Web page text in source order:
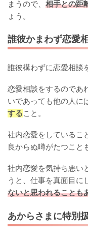
まうので、 相手との距
ょう。
誰彼かまわず恋愛
誰彼構わずに恋愛相談
恋愛相談をするのであ
いであっても他の人に
すること。
社内恋愛をしているこ
良からぬ噂がたつこと
社内恋愛を気持ち悪い
うと、仕事を真面目に
ないと思われることも
あからさまに特別